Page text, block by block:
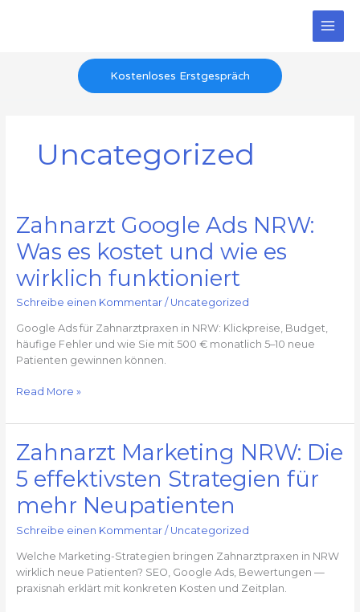
Kostenloses Erstgespräch
Uncategorized
Zahnarzt Google Ads NRW:
Was es kostet und wie es
wirklich funktioniert
Schreibe einen Kommentar / Uncategorized
Google Ads für Zahnarztpraxen in NRW: Klickpreise, Budget,
häufige Fehler und wie Sie mit 500 € monatlich 5–10 neue
Patienten gewinnen können.
Zahnarzt
Google
Ads
NRW:
Was
es
und
wie
es
funktioniert
Read More »
Zahnarzt Marketing NRW: Die
5 effektivsten Strategien für
mehr Neupatienten
Schreibe einen Kommentar / Uncategorized
Welche Marketing-Strategien bringen Zahnarztpraxen in NRW
wirklich neue Patienten? SEO, Google Ads, Bewertungen —
praxisnah erklärt mit konkreten Kosten und Zeitplan.
Zahnarzt
Marketing
NRW:
5
effektivsten
für
mehr
Neupatienten